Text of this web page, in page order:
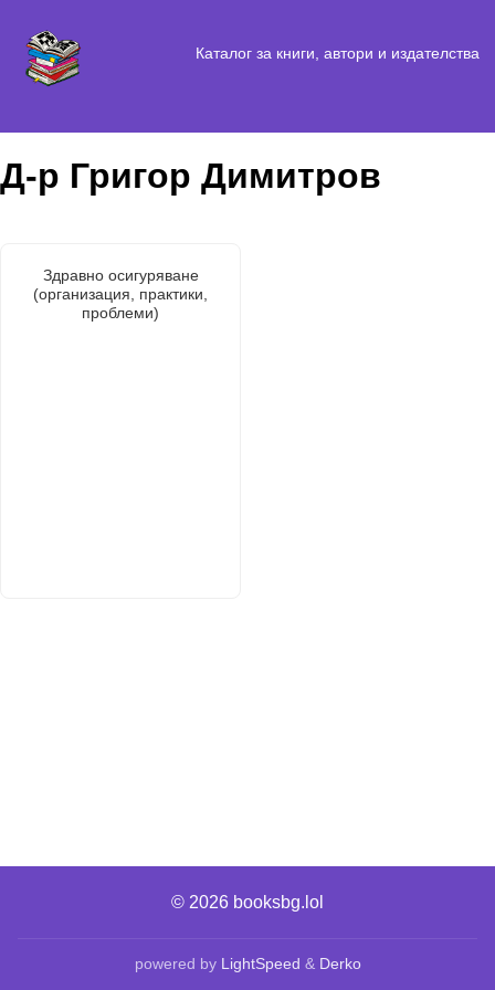
Каталог за книги, автори и издателства
Д-р Григор Димитров
Здравно осигуряване
(организация, практики,
проблеми)
© 2026 booksbg.lol
powered by LightSpeed & Derko